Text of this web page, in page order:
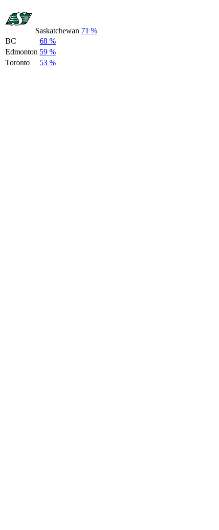
Saskatchewan 71 %
BC
68 %
Edmonton 59 %
Toronto
53 %